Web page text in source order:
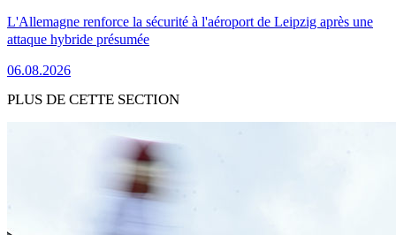
L'Allemagne renforce la sécurité à l'aéroport de Leipzig après une
attaque hybride présumée
06.08.2026
PLUS DE CETTE SECTION